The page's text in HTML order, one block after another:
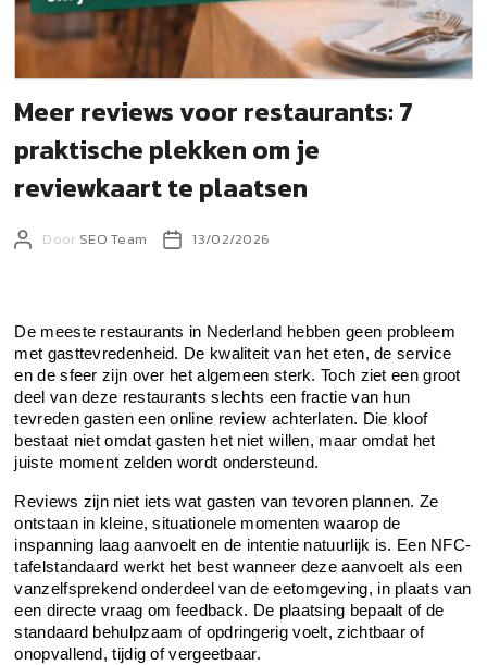
Meer reviews voor restaurants: 7
praktische plekken om je
reviewkaart te plaatsen
Door SEO Team 13/02/2026
De meeste restaurants in Nederland hebben geen probleem
met gasttevredenheid. De kwaliteit van het eten, de service
en de sfeer zijn over het algemeen sterk. Toch ziet een groot
deel van deze restaurants slechts een fractie van hun
tevreden gasten een online review achterlaten. Die kloof
bestaat niet omdat gasten het niet willen, maar omdat het
juiste moment zelden wordt ondersteund.
Reviews zijn niet iets wat gasten van tevoren plannen. Ze
ontstaan in kleine, situationele momenten waarop de
inspanning laag aanvoelt en de intentie natuurlijk is. Een NFC-
tafelstandaard werkt het best wanneer deze aanvoelt als een
vanzelfsprekend onderdeel van de eetomgeving, in plaats van
een directe vraag om feedback. De plaatsing bepaalt of de
standaard behulpzaam of opdringerig voelt, zichtbaar of
onopvallend, tijdig of vergeetbaar.